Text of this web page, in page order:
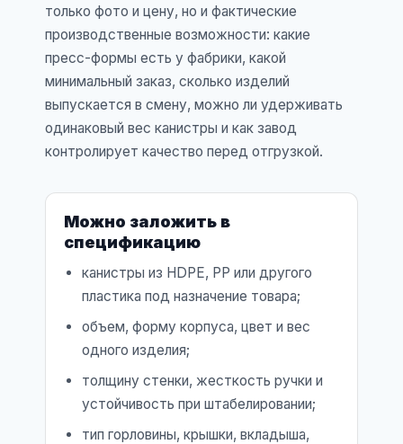
только фото и цену, но и фактические
производственные возможности: какие
пресс-формы есть у фабрики, какой
минимальный заказ, сколько изделий
выпускается в смену, можно ли удерживать
одинаковый вес канистры и как завод
контролирует качество перед отгрузкой.
Можно заложить в
спецификацию
канистры из HDPE, PP или другого
пластика под назначение товара;
объем, форму корпуса, цвет и вес
одного изделия;
толщину стенки, жесткость ручки и
устойчивость при штабелировании;
тип горловины, крышки, вкладыша,